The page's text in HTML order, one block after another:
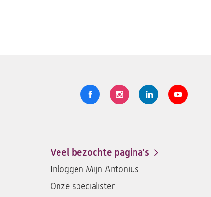
Volg
Logo
santeon
ziekenhuis
op
Logo
santeon
ziekenhuis
Logo
santeon
Logo
Veel bezochte pagina's
Inloggen Mijn Antonius
Onze specialisten